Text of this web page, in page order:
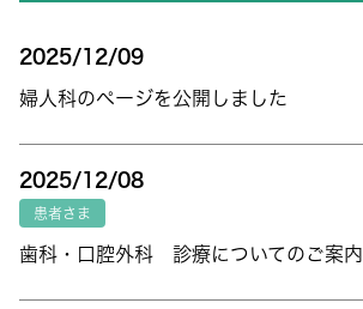
2025/12/09
婦人科のページを公開しました
2025/12/08
患者さま
歯科・口腔外科 診療についてのご案内